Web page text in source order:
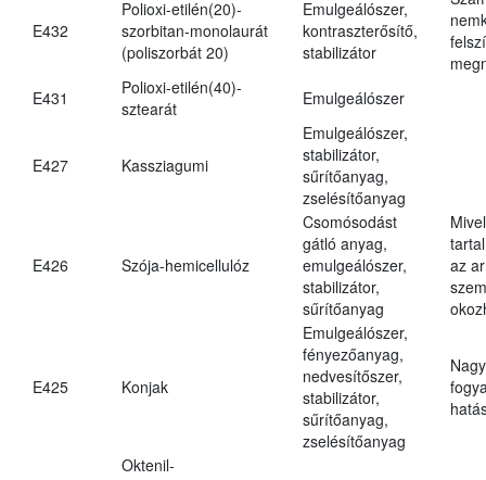
E432
Polioxi-etilén(20)-
szorbitan-monolaurát
(poliszorbát 20)
Emulgeálószer,
kontraszterősítő,
stabilizátor
E431
Polioxi-etilén(40)-
sztearát
Emulgeálószer
E427 Kassziagumi
Emulgeálószer,
stabilizátor,
sűrítőanyag,
zselésítőanyag
E426 Szója-hemicellulóz
Csomósodást
gátló anyag,
emulgeálószer,
stabilizátor,
sűrítőanyag
az
E425 Konjak
Emulgeálószer,
fényezőanyag,
nedvesítőszer,
stabilizátor,
sűrítőanyag,
zselésítőanyag
Oktenil-